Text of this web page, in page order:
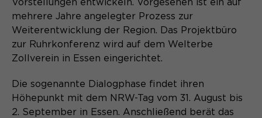
Name PHPSESSID
Anbieter Session-Cookies
Laufzeit
Der Session Cookie wird beim
Schließen des Browsers wieder
gelöscht.
Anbieter Matomo
Laufzeit 30 Minuten
Speichert vorübergehend Daten der
Zweck
Speichert die vom Nutzer gewählte
Sprache für die automatische
Übersetzung der Website.
Vorstellungen entwickeln. Vorgesehen ist ein auf
mehrere Jahre angelegter Prozess zur
Weiterentwicklung der Region. Das Projektbüro
zur Ruhrkonferenz wird auf dem Welterbe
Zollverein in Essen eingerichtet.
Die sogenannte Dialogphase findet ihren
Höhepunkt mit dem NRW-Tag vom 31. August bis
2. September in Essen. Anschließend berät das